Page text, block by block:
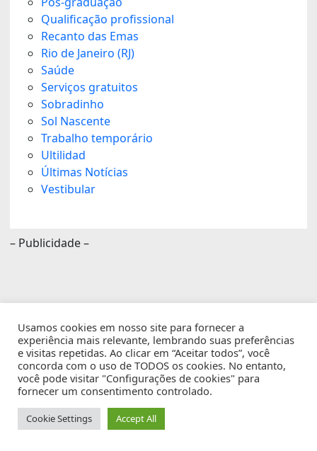
Qualificação profissional
Recanto das Emas
Rio de Janeiro (RJ)
Saúde
Serviços gratuitos
Sobradinho
Sol Nascente
Trabalho temporário
Ultilidad
Últimas Notícias
Vestibular
– Publicidade –
Usamos cookies em nosso site para fornecer a
experiência mais relevante, lembrando suas preferências
e visitas repetidas. Ao clicar em “Aceitar todos”, você
concorda com o uso de TODOS os cookies. No entanto,
você pode visitar "Configurações de cookies" para
fornecer um consentimento controlado.
Cookie Settings Accept All